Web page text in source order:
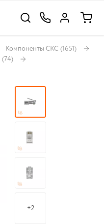
Компоненты СКС (1651)
(74)
+2